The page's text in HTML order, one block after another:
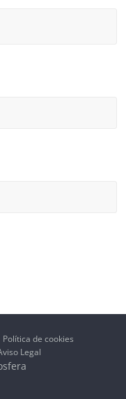
Política de cookies
Legal